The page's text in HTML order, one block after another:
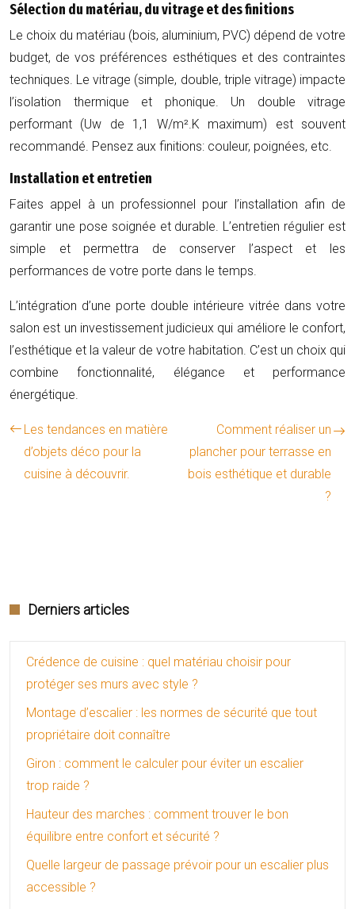
Sélection du matériau, du vitrage et des finitions
Le choix du matériau (bois, aluminium, PVC) dépend de votre
budget, de vos préférences esthétiques et des contraintes
techniques. Le vitrage (simple, double, triple vitrage) impacte
l’isolation thermique et phonique. Un double vitrage
performant (Uw de 1,1 W/m².K maximum) est souvent
recommandé. Pensez aux finitions: couleur, poignées, etc.
Installation et entretien
Faites appel à un professionnel pour l’installation afin de
garantir une pose soignée et durable. L’entretien régulier est
simple et permettra de conserver l’aspect et les
performances de votre porte dans le temps.
L’intégration d’une porte double intérieure vitrée dans votre
salon est un investissement judicieux qui améliore le confort,
l’esthétique et la valeur de votre habitation. C’est un choix qui
combine fonctionnalité, élégance et performance
énergétique.
Les tendances en matière
d’objets déco pour la
cuisine à découvrir.
Comment réaliser un
plancher pour terrasse en
bois esthétique et durable
?
Derniers articles
Crédence de cuisine : quel matériau choisir pour
protéger ses murs avec style ?
Montage d’escalier : les normes de sécurité que tout
propriétaire doit connaître
Giron : comment le calculer pour éviter un escalier
trop raide ?
Hauteur des marches : comment trouver le bon
équilibre entre confort et sécurité ?
Quelle largeur de passage prévoir pour un escalier plus
accessible ?